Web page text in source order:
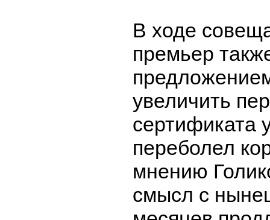
В ходе
премьер
увеличить
сертификата
переболел
мнению
смысл с